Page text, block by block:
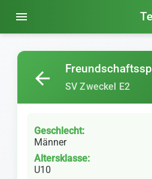
menu
SV Zweckel E2
arrow_back
Geschlecht:
Männer
Altersklasse:
U10